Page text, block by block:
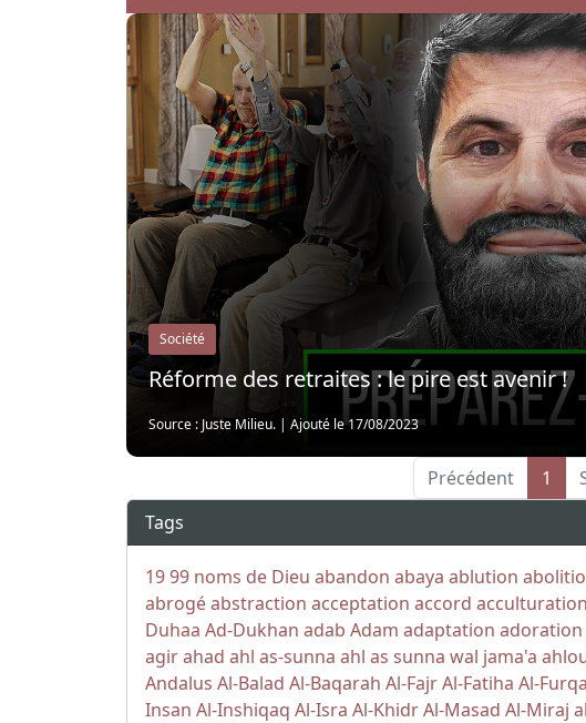
Société
Réforme des retraites : le pire est avenir !
Source : Juste Milieu. | Ajouté le 17/08/2023
Précédent 1
Tags
1999 noms de Dieu abandon abaya ablution
abrogéabstraction acceptation accord acculturation
Duhaa Ad-Dukhan adab Adam adaptation adoration
agirahad ahl as-sunna ahl as sunna wal jama'a
Andalus Al-Balad Al-Baqarah Al-FajrAl-Fatiha Al-
Insan Al-Inshiqaq Al-Isra Al-KhidrAl-Masad Al-Miraj